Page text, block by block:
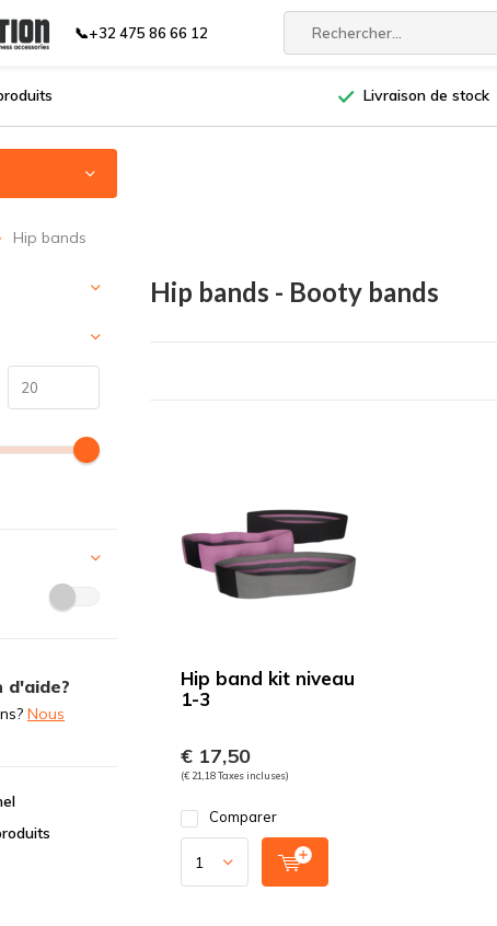
📞+32 475 86 66 12
Livraison de stock
Hip bands
Hip bands - Booty bands
Hip band kit niveau
1-3
€ 17,50
(€ 21,18 Taxes incluses)
Comparer
d'aide?
Nous